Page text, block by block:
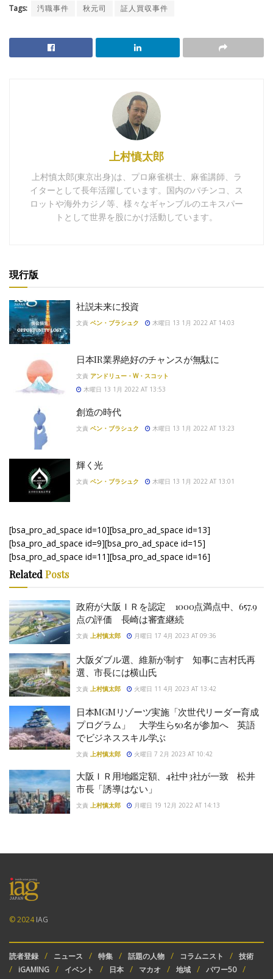
Tags: 汚職事件 秋元司 証人買収事件
上村慎太郎
上村慎太郎(東京出身)は、プロ麻雀棋士、麻雀講師、ラ
イターとして長年活躍しています。国内のパチンコ、ス
ロットや海外カジノ等、様々なギャンブルのエキスパー
トとして世界を股にかけ活動しています。
現行版
社説未来に投資
文責 ベン・ブラシュク 木曜日 13 1月 2022 AT 14:03
日本IR業界絶好のチャンスが無駄に
文責 アンドリュー・W・スコット
木曜日 13 1月 2022 AT 13:53
創造の時代
文責 ベン・ブラシュク 木曜日 13 1月 2022 AT 13:23
輝く光
文責 ベン・ブラシュク 木曜日 13 1月 2022 AT 13:01
[bsa_pro_ad_space id=10][bsa_pro_ad_space id=13]
[bsa_pro_ad_space id=9][bsa_pro_ad_space id=15]
[bsa_pro_ad_space id=11][bsa_pro_ad_space id=16]
RelatedPosts
政府が大阪ＩＲを認定 1000点満点中、657.9
点の評価 長崎は審査継続
文責 上村慎太郎 月曜日 17 4月 2023 AT 09:36
大阪ダブル選、維新が制す 知事に吉村氏再
選、市長には横山氏
文責 上村慎太郎 火曜日 11 4月 2023 AT 13:42
日本MGMリゾーツ実施「次世代リーダー育成
プログラム」 大学生ら50名が参加へ 英語
でビジネススキル学ぶ
文責 上村慎太郎 火曜日 7 2月 2023 AT 10:42
大阪ＩＲ用地鑑定額、4社中3社が一致 松井
市長「誘導はない」
文責 上村慎太郎 月曜日 19 12月 2022 AT 14:13
© 2024IAG
読者登録 ニュース 特集 話題の人物 コラムニスト
技術
iGAMING
イベント 日本 マカオ 地域 パワー50